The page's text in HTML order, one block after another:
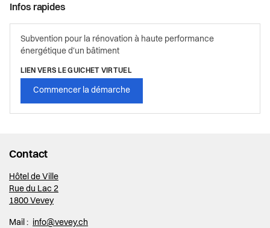
Infos rapides
Subvention pour la rénovation à haute performance
énergétique d'un bâtiment
LIEN VERS LE GUICHET VIRTUEL
Commencer la démarche
Contact
Hôtel de Ville
Rue du Lac 2
1800 Vevey
Mail : info@vevey.ch